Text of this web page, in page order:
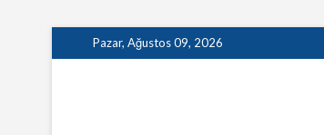
to
Pazar, Ağustos 09, 2026